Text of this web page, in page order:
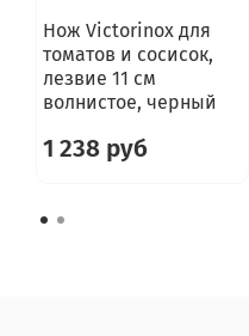
Нож Victorinox для
томатов и сосисок,
лезвие 11 см
волнистое, черный
1 238 руб